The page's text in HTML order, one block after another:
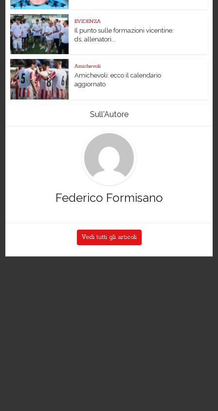
EVIDENZA
Il punto sulle formazioni vicentine:
ds, allenatori...
Amichevoli
Amichevoli: ecco il calendario
aggiornato
Sull'Autore
Federico Formisano
Vedi tutti gli articoli